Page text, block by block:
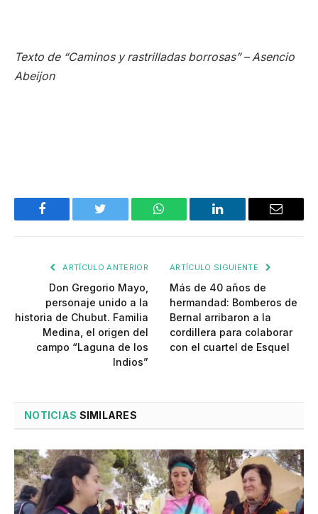
Texto de “Caminos y rastrilladas borrosas” – Asencio
Abeijon
Facebook Twitter WhatsApp LinkedIn Email
ARTÍCULO ANTERIOR
Don Gregorio Mayo,
personaje unido a la
historia de Chubut. Familia
Medina, el origen del
campo “Laguna de los
Indios”
ARTÍCULO SIGUIENTE
Más de 40 años de
hermandad: Bomberos de
Bernal arribaron a la
cordillera para colaborar
con el cuartel de Esquel
NOTICIAS SIMILARES